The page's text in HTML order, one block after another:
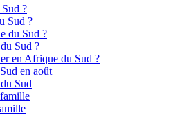
?
Sud ?
du Sud ?
Sud ?
en Afrique du Sud ?
en août
Sud